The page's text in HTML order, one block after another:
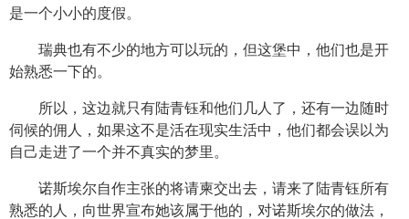
是一个小小的度假。
瑞典也有不少的地方可以玩的，但这堡中，他们也是开
始熟悉一下的。
所以，这边就只有陆青钰和他们几人了，还有一边随时
伺候的佣人，如果这不是活在现实生活中，他们都会误以为
自己走进了一个并不真实的梦里。
诺斯埃尔自作主张的将请柬交出去，请来了陆青钰所有
熟悉的人，向世界宣布她该属于他的，对诺斯埃尔的做法，